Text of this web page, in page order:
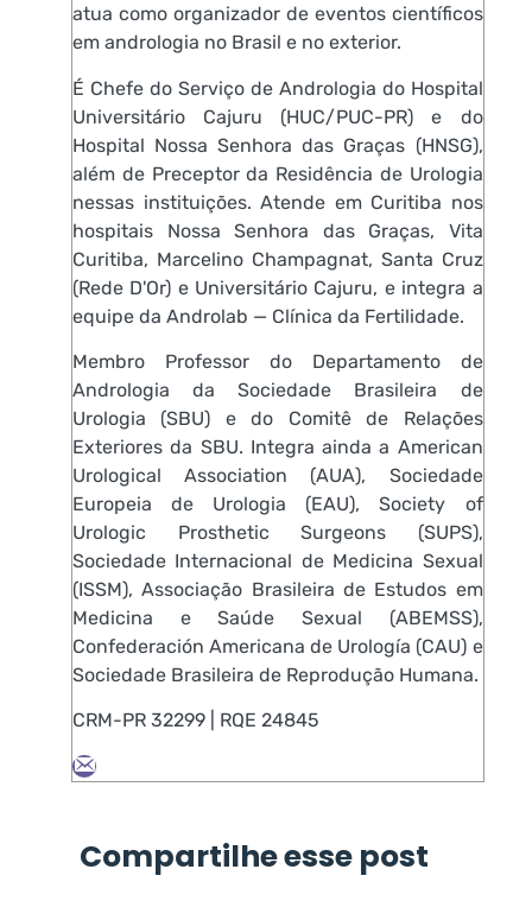
atua como organizador de eventos científicos
em andrologia no Brasil e no exterior.
É Chefe do Serviço de Andrologia do Hospital
Universitário Cajuru (HUC/PUC-PR) e do
Hospital Nossa Senhora das Graças (HNSG),
além de Preceptor da Residência de Urologia
nessas instituições. Atende em Curitiba nos
hospitais Nossa Senhora das Graças, Vita
Curitiba, Marcelino Champagnat, Santa Cruz
(Rede D'Or) e Universitário Cajuru, e integra a
equipe da Androlab — Clínica da Fertilidade.
Membro Professor do Departamento de
Andrologia da Sociedade Brasileira de
Urologia (SBU) e do Comitê de Relações
Exteriores da SBU. Integra ainda a American
Urological Association (AUA), Sociedade
Europeia de Urologia (EAU), Society of
Urologic Prosthetic Surgeons (SUPS),
Sociedade Internacional de Medicina Sexual
(ISSM), Associação Brasileira de Estudos em
Medicina e Saúde Sexual (ABEMSS),
Confederación Americana de Urología (CAU) e
Sociedade Brasileira de Reprodução Humana.
CRM-PR 32299 | RQE 24845
Compartilhe esse post